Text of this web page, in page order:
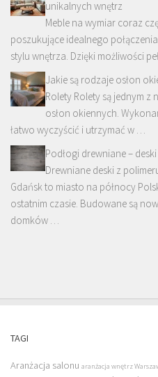
unikalnych wnętrz
Meble na wymiar coraz
poszukujące idealnego
stylu wnętrza. Dzięki możliwości
Jakie są rodzaje osłon
Rolety Rolety są jednym
osłon okiennych.
łatwo wyczyścić i utrzymać w …
Podłogi drewniane –
Drewniane deski z
Gdańsk to miasto na północy
ostatnim czasie. Budowane są
domków …
TAGI
Aranżacja salonu aranżacja wnętrz